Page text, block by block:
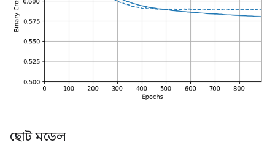
Epoch: 1000, accuracy:0.6780,
Epoch: 1100, accuracy:0.6735,
Epoch: 1300, accuracy:0.6849,
Epoch: 1400, accuracy:0.6790,
Epoch: 1500, accuracy:0.6824,
ছোট মডেল